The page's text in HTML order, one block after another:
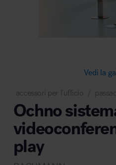
Area lounge e attesa
Vedi la
accessori per l'ufficio
Ochno
play